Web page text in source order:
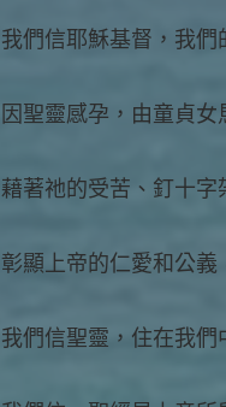
我們信耶穌基督，我們
因聖靈感孕，由童貞女
藉著祂的受苦、釘十字
彰顯上帝的仁愛和公義
我們信聖靈，住在我們